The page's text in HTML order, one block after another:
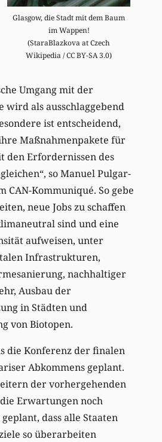
Glasgow, die Stadt mit dem Baum
im Wappen!
(StaraBlazkova at Czech
Wikipedia / CC BY-SA 3.0)
Umgang mit der
wird als ausschlaggebend
ist entscheidend,
Maßnahmenpakete für
den Erfordernissen des
so Manuel Pulgar-
CAN-Kommuniqué. So gebe
neue Jobs zu schaffen
sind und eine
aufweisen, unter
Infrastrukturen,
nachhaltiger
Ausbau der
in Städten und
von Biotopen.
die Konferenz der finalen
Abkommens geplant.
der vorhergehenden
Erwartungen noch
dass alle Staaten
so überarbeiten